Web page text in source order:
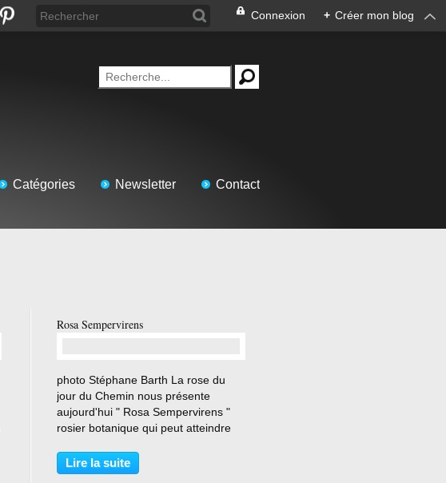
Connexion + Créer mon blog
Catégories Newsletter Contact
Rosa Sempervirens
photo Stéphane Barth La rose du
jour du Chemin nous présente
aujourd'hui " Rosa Sempervirens "
rosier botanique qui peut atteindre
décrite entre d'autres par Redouté ..
1 pied planté au Chemin en 12 2019
Lire la suite